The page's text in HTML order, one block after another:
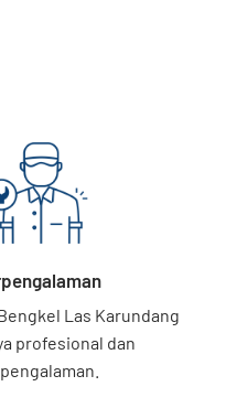
Las Karundang
profesional dan